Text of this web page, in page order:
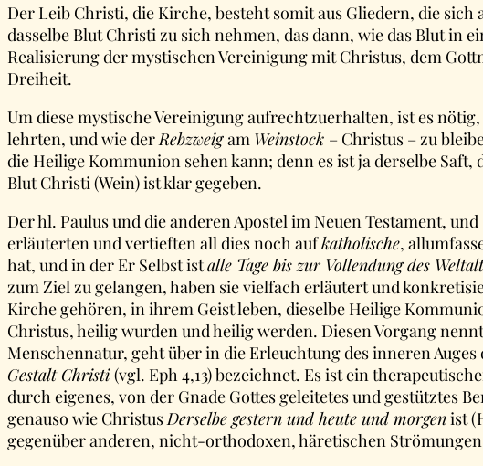
Der Leib Christi, die Kirche, besteht somit aus Gliedern, die sich
dasselbe Blut Christi zu sich nehmen, das dann, wie das Blut in
Realisierung der mystischen Vereinigung mit Christus, dem
Dreiheit.
Um diese mystische Vereinigung aufrechtzuerhalten, ist es nötig,
lehrten, und wie derRebzweigam Weinstock – Christus – zu
die Heilige Kommunion sehen kann; denn es ist ja derselbe
Blut Christi (Wein) ist klar gegeben.
Der hl. Paulus und die anderen Apostel im Neuen Testament,
erläuterten und vertieften all dies noch aufkatholische,
hat, und in der Er Selbst istalle Tage bis zur Vollendung des
zum Ziel zu gelangen, haben sie vielfach erläutert und
Kirche gehören, in ihrem Geist leben, dieselbe Heilige
Christus, heilig wurden und heilig werden. Diesen Vorgang
Menschennatur, geht über in die Erleuchtung des inneren Auges
Gestalt Christi(vgl. Eph 4,13) bezeichnet. Es ist ein
durch eigenes, von der Gnade Gottes geleitetes und gestütztes
genauso wie ChristusDerselbe gestern und heute und morgenist
gegenüber anderen, nicht-orthodoxen, häretischen